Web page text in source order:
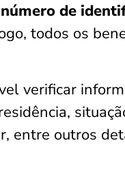
número de
todos os
verificar
entre outros